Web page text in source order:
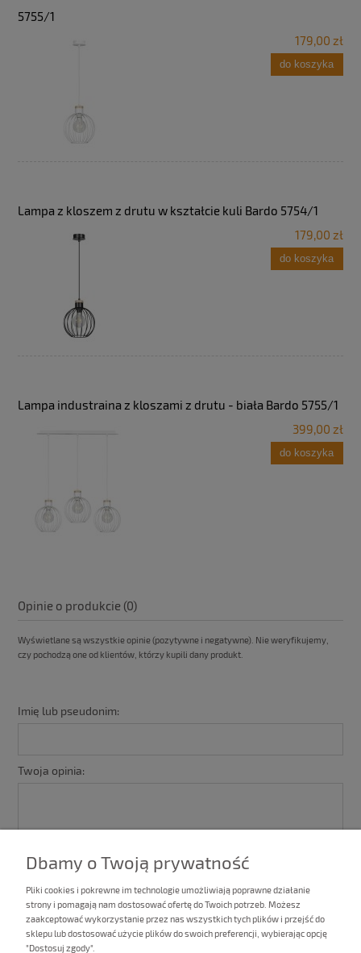
5755/1
179,00 zł
do koszyka
Lampa z kloszem z drutu w kształcie kuli Bardo 5754/1
179,00 zł
do koszyka
Lampa industraina z kloszami z drutu - biała Bardo 5755/1
399,00 zł
do koszyka
Opinie o produkcie (0)
Wyświetlane są wszystkie opinie (pozytywne i negatywne). Nie weryfikujemy,
czy pochodzą one od klientów, którzy kupili dany produkt.
Imię lub pseudonim:
Twoja opinia:
Dbamy o Twoją prywatność
Pliki cookies i pokrewne im technologie umożliwiają poprawne działanie
strony i pomagają nam dostosować ofertę do Twoich potrzeb. Możesz
zaakceptować wykorzystanie przez nas wszystkich tych plików i przejść do
sklepu lub dostosować użycie plików do swoich preferencji, wybierając opcję
"Dostosuj zgody".